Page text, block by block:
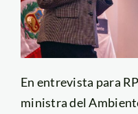
En entrevista para
ministra del